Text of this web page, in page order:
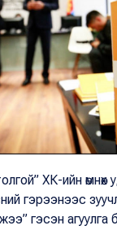
ХК-ийн өмнөх
гэрээнээс
гэсэн агуулга